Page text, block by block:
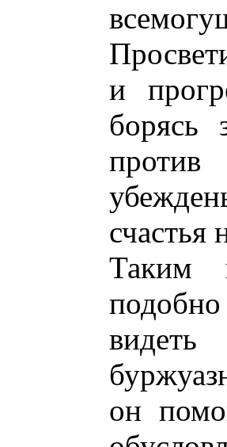
и
борясь
счастья
Таким
он